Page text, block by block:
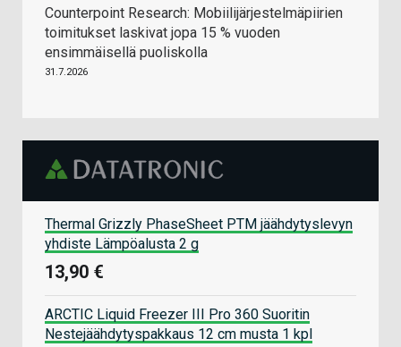
Counterpoint Research: Mobiilijärjestelmäpiirien
toimitukset laskivat jopa 15 % vuoden
ensimmäisellä puoliskolla
31.7.2026
Thermal Grizzly PhaseSheet PTM jäähdytyslevyn
yhdiste Lämpöalusta 2 g
13,90 €
ARCTIC Liquid Freezer III Pro 360 Suoritin
Nestejäähdytyspakkaus 12 cm musta 1 kpl